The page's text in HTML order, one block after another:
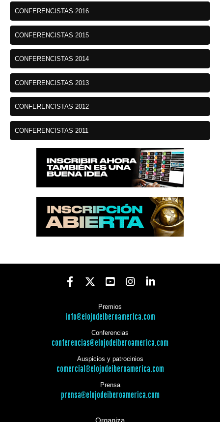
CONFERENCISTAS 2016
CONFERENCISTAS 2015
CONFERENCISTAS 2014
CONFERENCISTAS 2013
CONFERENCISTAS 2012
CONFERENCISTAS 2011
Premios
info@elojodeiberoamerica.com
Conferencias
conferencias@elojodeiberoamerica.com
Auspicios y patrocinios
comercial@elojodeiberoamerica.com
Prensa
prensa@elojodeiberoamerica.com